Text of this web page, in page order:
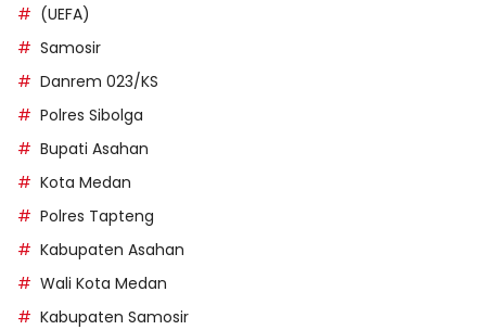
(UEFA)
Samosir
Danrem 023/KS
Polres Sibolga
Bupati Asahan
Kota Medan
Polres Tapteng
Kabupaten Asahan
Wali Kota Medan
Kabupaten Samosir